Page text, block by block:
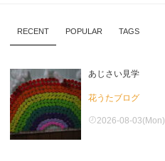
RECENT POPULAR TAGS
あじさい見学
花うたブログ
2026-08-03(Mon)